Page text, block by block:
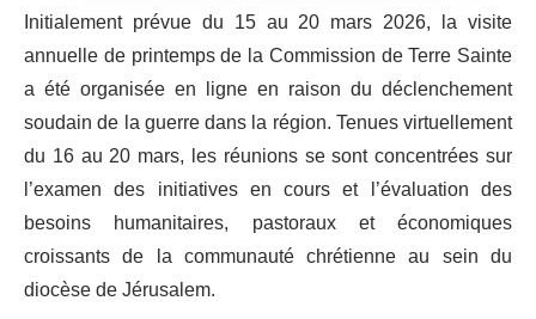
Initialement prévue du 15 au 20 mars 2026, la visite
annuelle de printemps de la Commission de Terre Sainte
a été organisée en ligne en raison du déclenchement
soudain de la guerre dans la région. Tenues virtuellement
du 16 au 20 mars, les réunions se sont concentrées sur
l’examen des initiatives en cours et l’évaluation des
besoins humanitaires, pastoraux et économiques
croissants de la communauté chrétienne au sein du
diocèse de Jérusalem.